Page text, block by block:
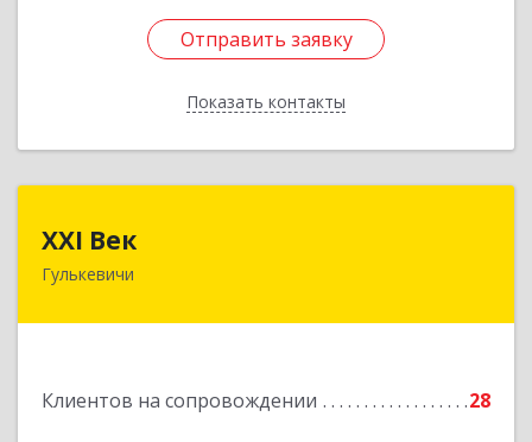
Отправить заявку
Показать контакты
Отправить заявку
Назад
XXI Век
Гулькевичи
Клиентов на сопровождении 28